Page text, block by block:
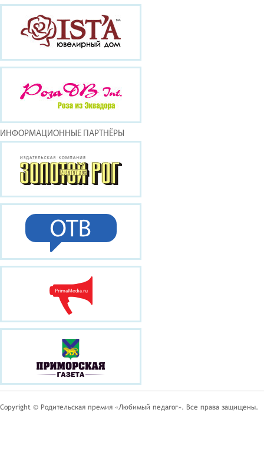
ИНФОРМАЦИОННЫЕ ПАРТНЁРЫ
Copyright © Родительская премия «Любимый педагог». Все права защищены.